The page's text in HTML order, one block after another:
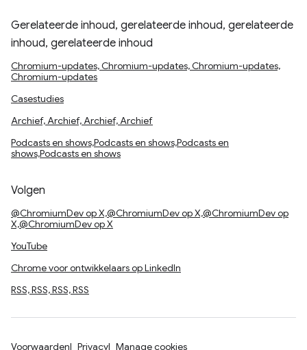
Gerelateerde inhoud, gerelateerde inhoud, gerelateerde
inhoud, gerelateerde inhoud
Chromium-updates, Chromium-updates, Chromium-updates,
Chromium-updates
Casestudies
Archief, Archief, Archief, Archief
Podcasts en shows,Podcasts en shows,Podcasts en
shows,Podcasts en shows
Volgen
@ChromiumDev op X,@ChromiumDev op X,@ChromiumDev op
X,@ChromiumDev op X
YouTube
Chrome voor ontwikkelaars op LinkedIn
RSS, RSS, RSS, RSS
Voorwaarden Privacy Manage cookies